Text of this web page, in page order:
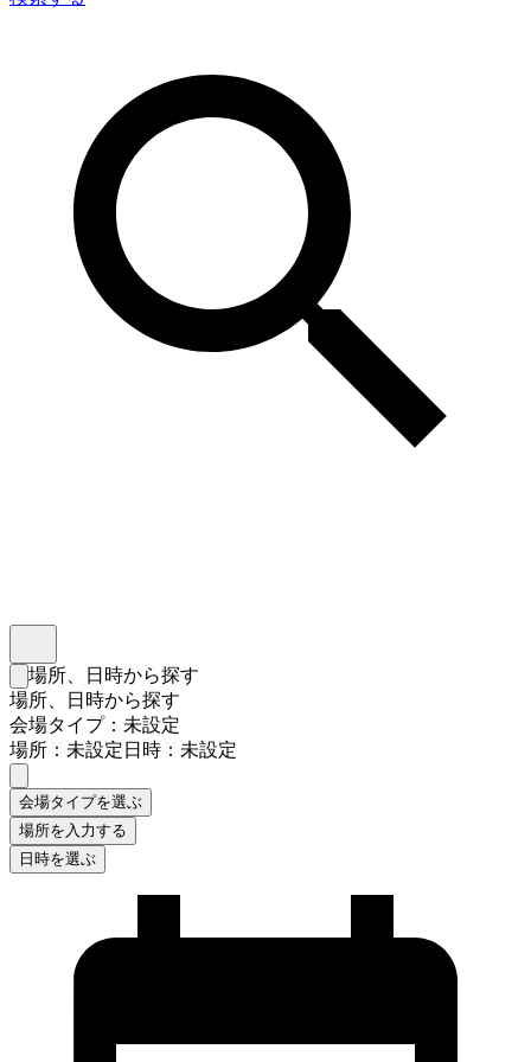
検索フォームを閉じる
場所、日時から探す
場所、日時から探す
会場タイプ：未設定
場所：未設定日時：未設定
会場タイプを選ぶ
場所を入力する
日時を選ぶ